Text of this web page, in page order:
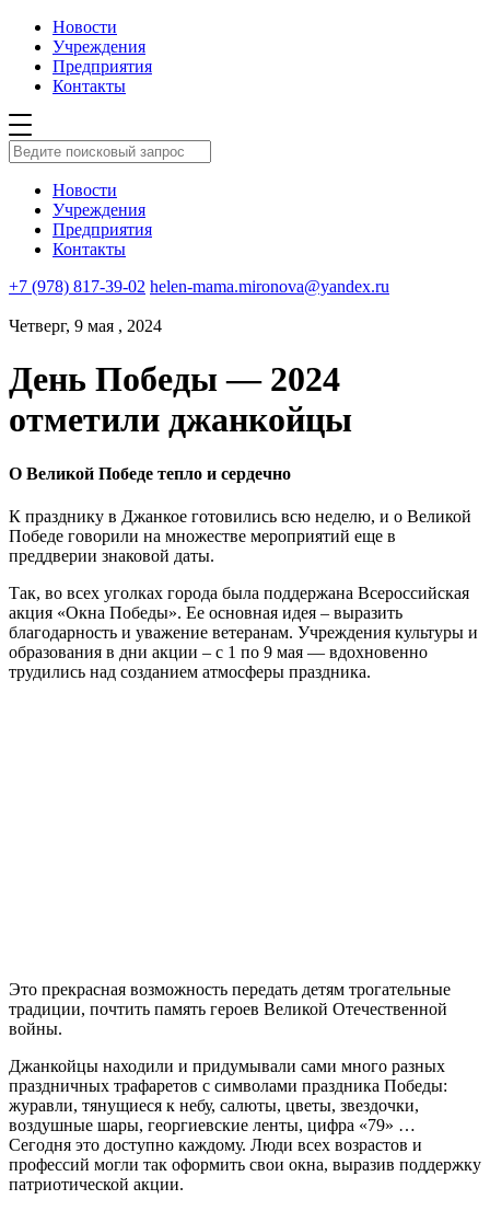
Новости
Учреждения
Предприятия
Контакты
Новости
Учреждения
Предприятия
Контакты
+7 (978) 817-39-02 helen-mama.mironova@yandex.ru
Четверг, 9 мая , 2024
День Победы — 2024
отметили джанкойцы
О Великой Победе тепло и сердечно
К празднику в Джанкое готовились всю неделю, и о Великой
Победе говорили на множестве мероприятий еще в
преддверии знаковой даты.
Так, во всех уголках города была поддержана Всероссийская
акция «Окна Победы». Ее основная идея – выразить
благодарность и уважение ветеранам. Учреждения культуры и
образования в дни акции – с 1 по 9 мая — вдохновенно
трудились над созданием атмосферы праздника.
Это прекрасная возможность передать детям трогательные
традиции, почтить память героев Великой Отечественной
войны.
Джанкойцы находили и придумывали сами много разных
праздничных трафаретов с символами праздника Победы:
журавли, тянущиеся к небу, салюты, цветы, звездочки,
воздушные шары, георгиевские ленты, цифра «79» …
Сегодня это доступно каждому. Люди всех возрастов и
профессий могли так оформить свои окна, выразив поддержку
патриотической акции.